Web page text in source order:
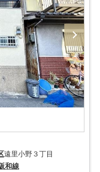
遠里小野３丁目
和線